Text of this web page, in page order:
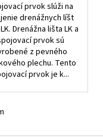
prvok slúži na
drenážnych líšt
Drenážna lišta LK a
prvok sú
z pevného
plechu. Tento
prvok je k...